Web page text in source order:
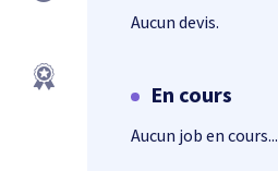
Aucun devis.
En cours
Aucun job en cours...